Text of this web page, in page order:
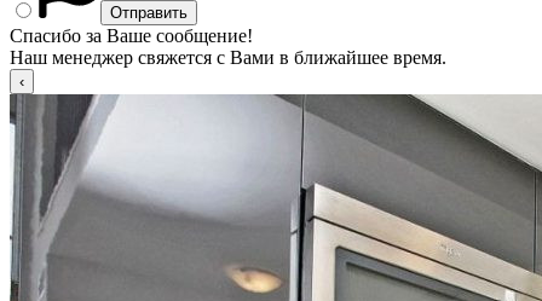
Спасибо за Ваше сообщение!
Наш менеджер свяжется с Вами в ближайшее время.